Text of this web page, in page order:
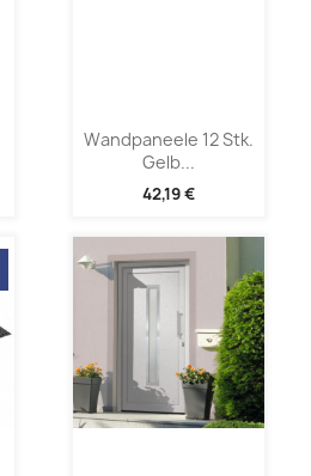
Wandpaneele 12 Stk.
Gelb...
42,19 €